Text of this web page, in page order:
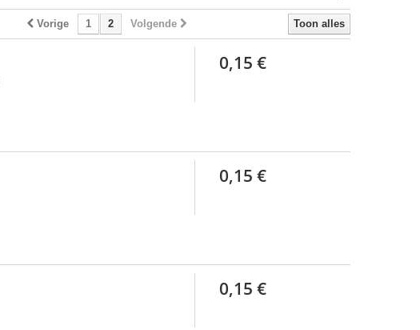
Toon alles
Vorige 1 2 Volgende
0,15 €
0,15 €
0,15 €